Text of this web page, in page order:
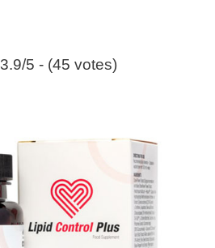
3.9/5 - (45 votes)